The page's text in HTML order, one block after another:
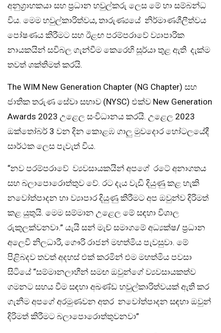
අනුග්‍රාහකයා සහ ප්‍රධාන හවුල්කරු ලෙස මේ හා සම්බන්ධ
විය. මෙම හවුල්කාරිත්වය, තාරුණ්‍යයේ නිර්මාණශීලීත්වය
පෝෂණය කිරීමට සහ ඊළඟ පරම්පරාවේ ව්‍යාපාරික
නායකයින් සවිබල ගැන්වීම කෙරෙහි සූර්යා තුළ ඇති දැක්ම
තවත් ශක්තිමත් කරයි.
The WIM New Generation Chapter (NG Chapter) සහ
ජාතික තරුණ සේවා සභාව (NYSC) එක්ව New Generation
Awards 2023 උළෙල සංවිධානය කරයි. උළෙල 2023
ඔක්තෝබර් 3 වන දින කොළඹ ගාලු මුවදොර හෝටලයේදී
සාර්ථක ලෙස පැවැත් විය.
“නව පරම්පරාවේ ව්‍යවසායකයින් අපගේ රටේ අනාගතය
සහ බලාපොරොත්තුව වේ. රට දැය වැඩි දියුණු කළ හැකි
නවෝත්පාදන හා ව්‍යාපාර දියුණු කිරීමට අප ඔවුන්ව දිරිමත්
කළ යුතුයි. මෙම සම්මාන උළෙල මේ සඳහා විශාල
රුකුලක්වනවා.” යැයි සන් මැච් සමාගමේ අධ්‍යක්ෂ/ ප්‍රධාන
අලෙවි නිලධාරී, ගෞරි රාජන් මහත්මිය පැවසුවා. මේ
පිළිබදව තවත් අදහස් එක් කරමින් එම මහත්මිය පවසා
සිටියේ “සම්මානලාභීන් සමඟ ඔවුන්ගේ ව්‍යවසායකත්ව
ගමනට සහය වීම සඳහා අඛණ්ඩ හවුල්කාරිත්වයක් ඇති කර
ගැනීම අපගේ අරමුණවන අතර නවෝත්පාදන සඳහා ඔවුන්
දිරිමත් කිරීමට බලාපොරොත්තුවනවා”